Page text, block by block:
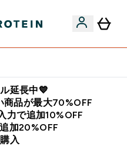
延長中💙
商品が最大70%OFF
力で追加10%OFF
加20%OFF
入